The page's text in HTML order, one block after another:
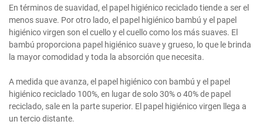
En términos de suavidad, el papel higiénico reciclado tiende a ser el
menos suave. Por otro lado, el papel higiénico bambú y el papel
higiénico virgen son el cuello y el cuello como los más suaves. El
bambú proporciona papel higiénico suave y grueso, lo que le brinda
la mayor comodidad y toda la absorción que necesita.
A medida que avanza, el papel higiénico con bambú y el papel
higiénico reciclado 100%, en lugar de solo 30% o 40% de papel
reciclado, sale en la parte superior. El papel higiénico virgen llega a
un tercio distante.